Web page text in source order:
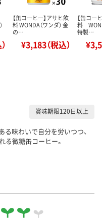
【缶コーヒー】アサヒ飲
料 WONDA（ワンダ） 金
の…
¥3,183（税込）
【缶コー
料
特製…
賞味期限120日以上
る味わいで自分を労いつつ、
る微糖缶コーヒー。